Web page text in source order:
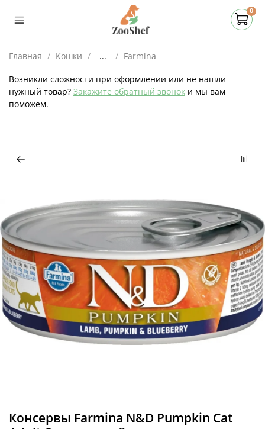
0
Главная Кошки ... Farmina
Возникли сложности при оформлении или не нашли
нужный товар? Закажите обратный звонок и мы вам
поможем.
Консервы Farmina N&D Pumpkin Cat